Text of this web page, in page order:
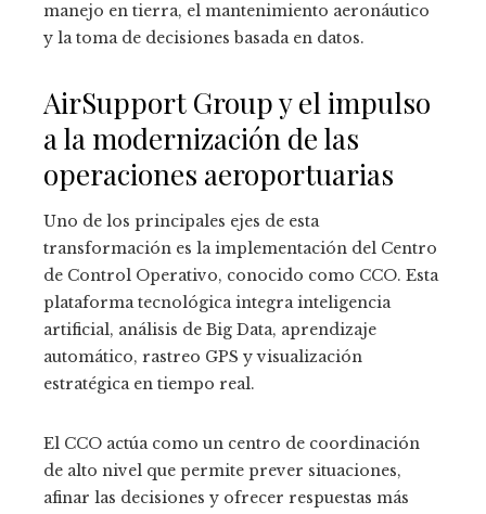
manejo en tierra, el mantenimiento aeronáutico
y la toma de decisiones basada en datos.
AirSupport Group y el impulso
a la modernización de las
operaciones aeroportuarias
Uno de los principales ejes de esta
transformación es la implementación del Centro
de Control Operativo, conocido como CCO. Esta
plataforma tecnológica integra inteligencia
artificial, análisis de Big Data, aprendizaje
automático, rastreo GPS y visualización
estratégica en tiempo real.
El CCO actúa como un centro de coordinación
de alto nivel que permite prever situaciones,
afinar las decisiones y ofrecer respuestas más